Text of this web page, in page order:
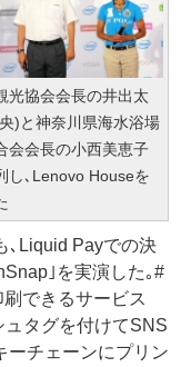
光協会会長の井出太
)と神奈川県海水浴場
会会長の小西美恵子
し､Lenovo Houseを
､Liquid Payでの決
｣を実演した｡#
できるサービス
タグを付けてSNS
ーチェーンにプリン